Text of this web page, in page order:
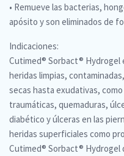
• Remueve las bacterias,
apósito y son eliminados de
Indicaciones:
Cutimed® Sorbact® Hydrogel
heridas limpias,
secas hasta exudativas,
traumáticas, quemaduras,
diabético y úlceras en las
heridas superficiales como
Cutimed® Sorbact®